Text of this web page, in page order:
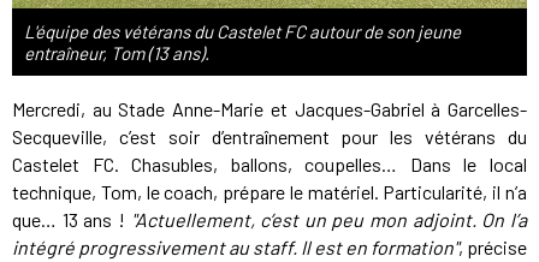
L'équipe des vétérans du Castelet FC autour de son jeune
entraîneur, Tom (13 ans).
Mercredi, au Stade Anne-Marie et Jacques-Gabriel à Garcelles-
Secqueville, c’est soir d’entraînement pour les vétérans du
Castelet FC. Chasubles, ballons, coupelles… Dans le local
technique, Tom, le coach, prépare le matériel. Particularité, il n’a
que… 13 ans ! "Actuellement, c’est un peu mon adjoint. On l’a
intégré progressivement au staff. Il est en formation", précise